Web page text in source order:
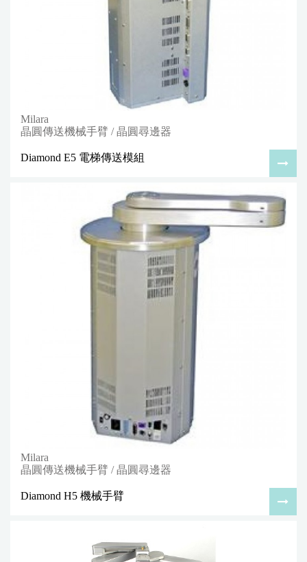
Milara
晶圓傳送機械手臂 / 晶圓尋邊器
Diamond E5 電梯傳送模組
Milara
晶圓傳送機械手臂 / 晶圓尋邊器
Diamond H5 機械手臂